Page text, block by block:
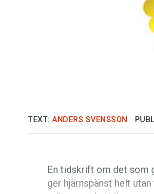
TEXT: ANDERS SVENSSON
En tidskrift om det som
ger hjärnspänst helt